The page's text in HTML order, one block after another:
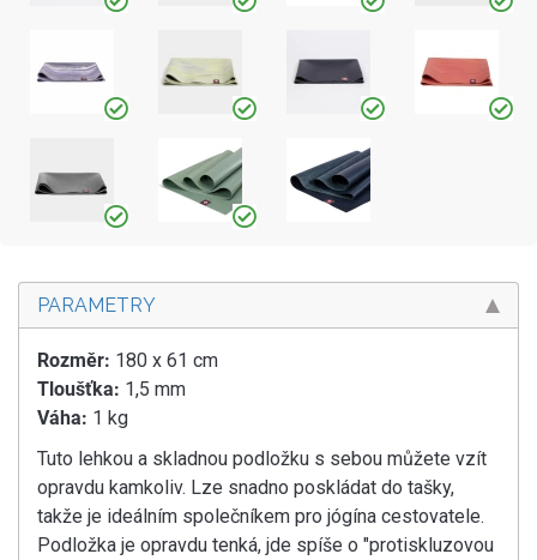
PARAMETRY
Rozměr: 180 x 61 cm
Tloušťka: 1,5 mm
Váha: 1 kg
Tuto lehkou a skladnou podložku s sebou můžete vzít
opravdu kamkoliv. Lze snadno poskládat do tašky,
takže je ideálním společníkem pro jógína cestovatele.
Podložka je opravdu tenká, jde spíše o "protiskluzovou